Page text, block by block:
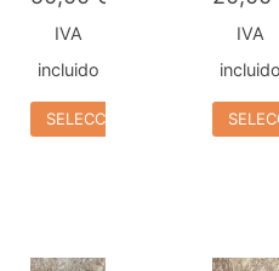
IVA
incluido
SELECCIONAR OPCIONES
IVA
incluido